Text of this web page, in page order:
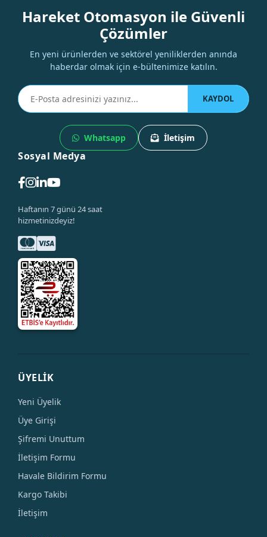
Hareket Otomasyon ile Güvenli
Çözümler
En yeni ürünlerden ve sektörel yeniliklerden anında
haberdar olmak için e-bültenimize katılın.
KAYDOL
Whatsapp İletişim
Sosyal Medya
Haftanın 7 günü 24 saat
hizmetinizdeyiz!
ÜYELİK
Yeni Üyelik
Üye Girişi
Şifremi Unuttum
İletişim Formu
Havale Bildirim Formu
Kargo Takibi
İletişim